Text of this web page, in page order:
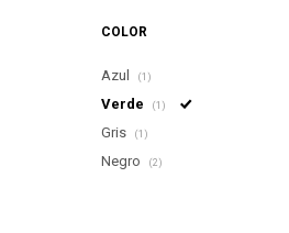
COLOR
Azul (1)
Verde (1)
Gris (1)
Negro (2)